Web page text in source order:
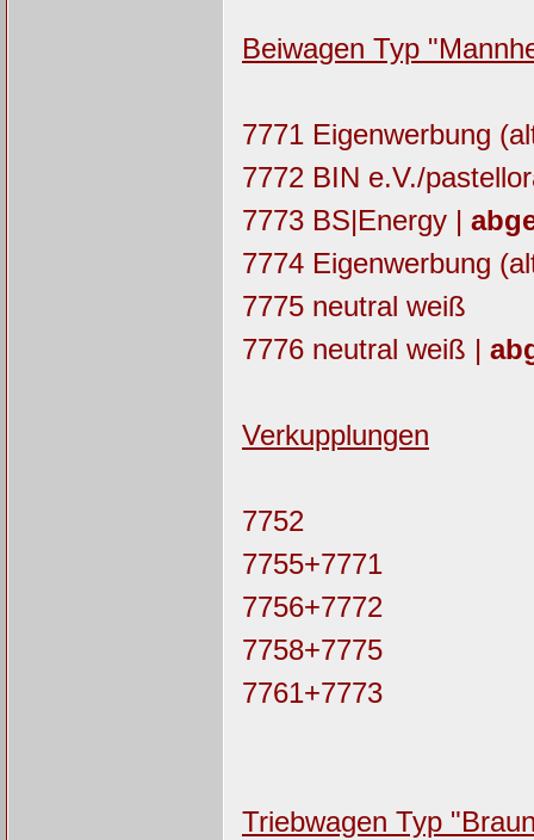
Beiwagen Typ
7771 Eigenwerbung
7772 BIN e.V./
7773 BS|Energy |
7774 Eigenwerbung
7775 neutral weiß
7776 neutral weiß |
Verkupplungen
7752
7755+7771
7756+7772
7758+7775
7761+7773
Triebwagen Typ